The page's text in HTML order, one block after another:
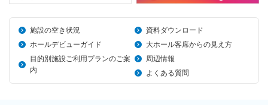
施設の空き状況
資料ダウンロード
ホールデビューガイド
大ホール客席からの見え方
目的別施設ご利用プランのご案
内
周辺情報
よくある質問